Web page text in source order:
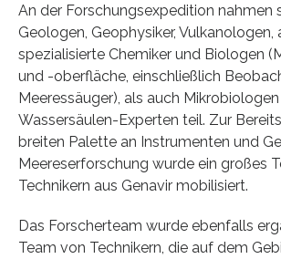
An der Forschungsexpedition nahmen
Geologen, Geophysiker, Vulkanologen,
spezialisierte Chemiker und Biologen
und -oberfläche, einschließlich
Meeressäuger), als auch
Wassersäulen-Experten teil. Zur
breiten Palette an Instrumenten und
Meereserforschung wurde ein großes
Technikern aus Genavir mobilisiert.
Das Forscherteam wurde ebenfalls
Team von Technikern, die auf dem